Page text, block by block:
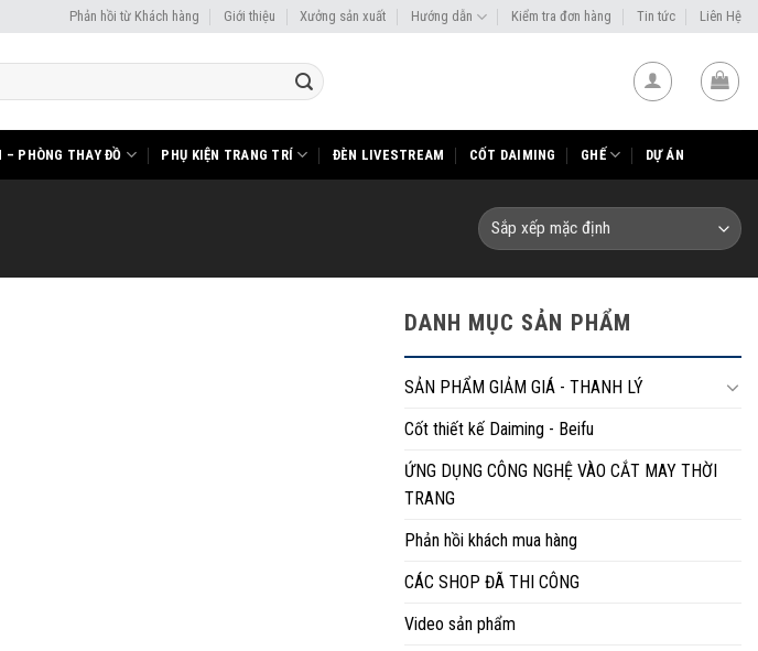
Phản hồi từ Khách hàng Giới thiệu Xưởng sản xuất Hướng dẫn Kiểm tra đơn hàng Tin tức Liên Hệ
– PHÒNG THAY ĐỒ PHỤ KIỆN TRANG TRÍ ĐÈN LIVESTREAM CỐT DAIMING GHẾ DỰ ÁN
DANH MỤC SẢN PHẨM
SẢN PHẨM GIẢM GIÁ - THANH LÝ
Cốt thiết kế Daiming - Beifu
ỨNG DỤNG CÔNG NGHỆ VÀO CẮT MAY THỜI
TRANG
Phản hồi khách mua hàng
CÁC SHOP ĐÃ THI CÔNG
Video sản phẩm